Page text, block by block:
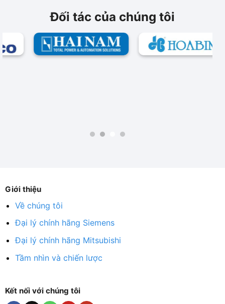
Đối tác của chúng tôi
Giới thiệu
Về chúng tôi
Đại lý chính hãng Siemens
Đại lý chính hãng Mitsubishi
Tầm nhìn và chiến lược
Kết nối với chúng tôi